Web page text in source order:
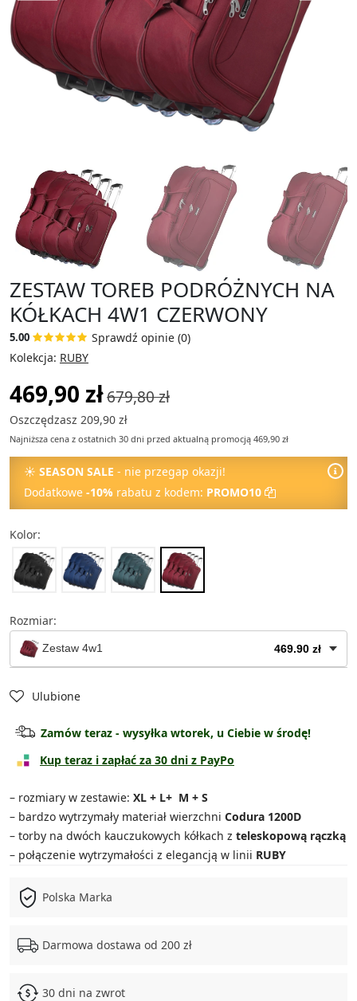
ZESTAW TOREB PODRÓŻNYCH NA
KÓŁKACH 4W1 CZERWONY
5.00
Sprawdź opinie (0)
Kolekcja: RUBY
469,90 zł679,80 zł
Oszczędzasz 209,90 zł
Najniższa cena z ostatnich 30 dni przed aktualną promocją 469,90 zł
☀ SEASON SALE - nie przegap okazji!
Dodatkowe -10% rabatu z kodem: PROMO10
Kolor:
Rozmiar:
Zestaw 4w1 469.90 zł
Torba duża
Torba bardzo duża
Zestaw 3w1
Zestaw 4w1
Ulubione
Zamów teraz - wysyłka wtorek, u Ciebie w środę!
Kup teraz i zapłać za 30 dni z PayPo
– rozmiary w zestawie: XL + L+ M + S
– bardzo wytrzymały materiał wierzchni Codura 1200D
– torby na dwóch kauczukowych kółkach z teleskopową rączką
– połączenie wytrzymałości z elegancją w linii RUBY
Polska Marka
Darmowa dostawa od 200 zł
30 dni na zwrot